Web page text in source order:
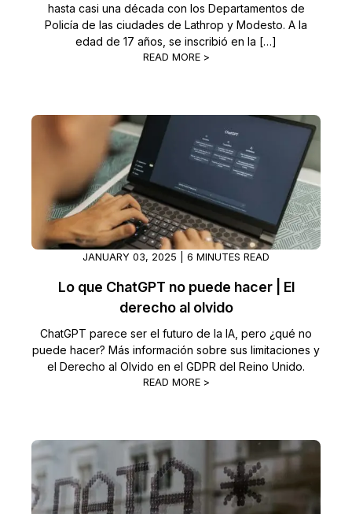
hasta casi una década con los Departamentos de
Policía de las ciudades de Lathrop y Modesto. A la
edad de 17 años, se inscribió en la […]
READ MORE >
JANUARY 03, 2025 | 6 MINUTES READ
Lo que ChatGPT no puede hacer | El
derecho al olvido
ChatGPT parece ser el futuro de la IA, pero ¿qué no
puede hacer? Más información sobre sus limitaciones y
el Derecho al Olvido en el GDPR del Reino Unido.
READ MORE >